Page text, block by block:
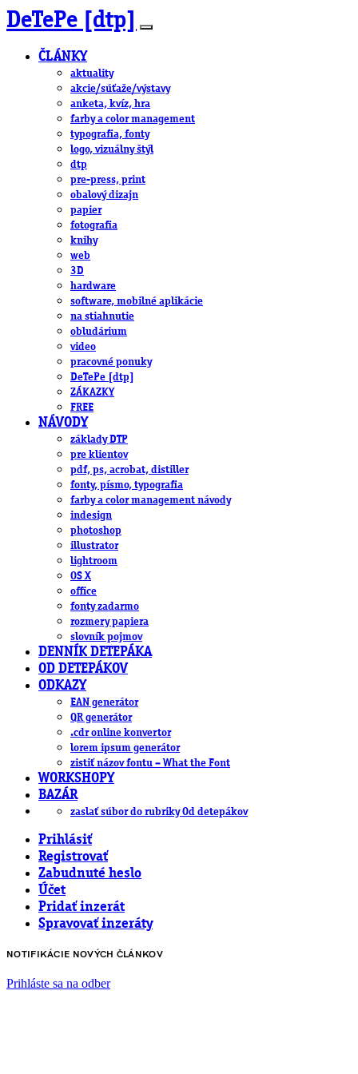
DeTePe [dtp]
ČLÁNKY
aktuality
akcie/súťaže/výstavy
anketa, kvíz, hra
farby a color management
typografia, fonty
logo, vizuálny štýl
dtp
pre-press, print
obalový dizajn
papier
fotografia
knihy
web
3D
hardware
software, mobilné aplikácie
na stiahnutie
obludárium
video
pracovné ponuky
DeTePe [dtp]
ZÁKAZKY
FREE
NÁVODY
základy DTP
pre klientov
pdf, ps, acrobat, distiller
fonty, písmo, typografia
farby a color management návody
indesign
photoshop
illustrator
lightroom
OS X
office
fonty zadarmo
rozmery papiera
slovník pojmov
DENNÍK DETEPÁKA
OD DETEPÁKOV
ODKAZY
EAN generátor
QR generátor
.cdr online konvertor
lorem ipsum generátor
zistiť názov fontu – What the Font
WORKSHOPY
BAZÁR
zaslať súbor do rubriky Od detepákov
Prihlásiť
Registrovať
Zabudnuté heslo
Účet
Pridať inzerát
Spravovať inzeráty
NOTIFIKÁCIE NOVÝCH ČLÁNKOV
Prihláste sa na odber